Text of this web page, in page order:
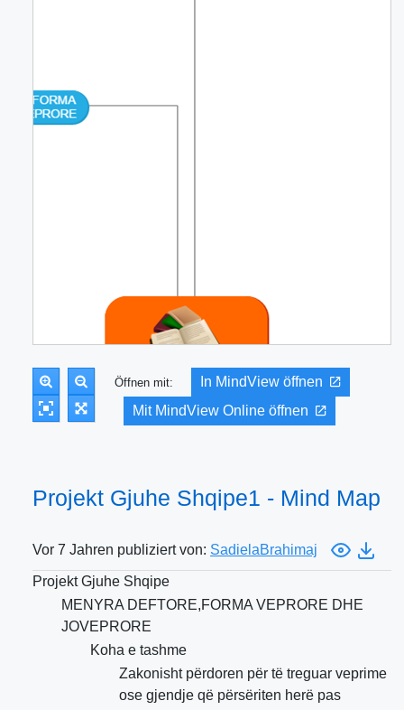
Öffnen mit:
In MindView öffnen
Mit MindView Online öffnen
Projekt Gjuhe Shqipe1 - Mind Map
Vor 7 Jahren publiziert von: SadielaBrahimaj
Projekt Gjuhe Shqipe
MENYRA DEFTORE,FORMA VEPRORE DHE
JOVEPRORE
Koha e tashme
Zakonisht përdoren për të treguar veprime
ose gjendje që përsëriten herë pas